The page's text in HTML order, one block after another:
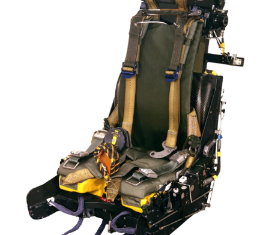
: je vous souhaite un bon réveillon pour cette nouvelle
: Merci D9pouces, à mon tour de souhaiter un Joyeux Noël
et de bonnes fêtes de fin d'année.
: Joyeux Noël à tous !
: mais tu peux tenter l'un des rares lycées militaires
comme le Prytanée dans la Sarthe, ça ne peut pas faire de mal !
: C'est plutôt après le lycée, voire après une prépa
scientifique, tu as donc encore un peu de temps devant toi
: bonjour a tous je suis un élève de première
passionnée par l'aviation militaire , pourrais je savoir que faire après
le lycée pour s'orienter et pouvoir devenir officier de l'armée de l'air?
d9pouces: lesquels, par exemple ?
mahmoud: bonsoir, très instructif ce site .mais nous aimerions avoir
les photo des anciens appareils de l'armée de l'air de la haute -volta